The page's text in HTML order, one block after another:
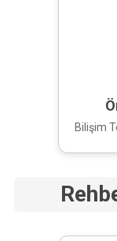
Bilişim